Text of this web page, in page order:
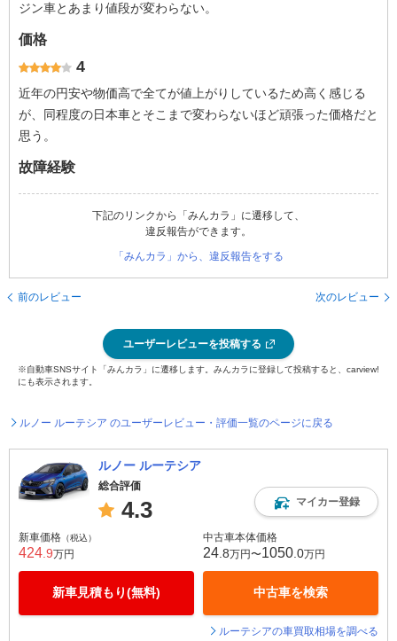
ジン車とあまり値段が変わらない。
価格
4
近年の円安や物価高で全てが値上がりしているため高く感じる
が、同程度の日本車とそこまで変わらないほど頑張った価格だと
思う。
故障経験
下記のリンクから「みんカラ」に遷移して、
違反報告ができます。
「みんカラ」から、違反報告をする
前のレビュー 次のレビュー
ユーザーレビューを投稿する
※自動車SNSサイト「みんカラ」に遷移します。みんカラに登録して投稿すると、carview!
にも表示されます。
ルノー ルーテシア のユーザーレビュー・評価一覧のページに戻る
ルノー ルーテシア
総合評価
4.3 マイカー登録
新車価格 （税込）
424 .9万円
新車見積もり(無料)
中古車本体価格
24 .8万円〜1050 .0万円
中古車を検索
ルーテシアの車買取相場を調べる